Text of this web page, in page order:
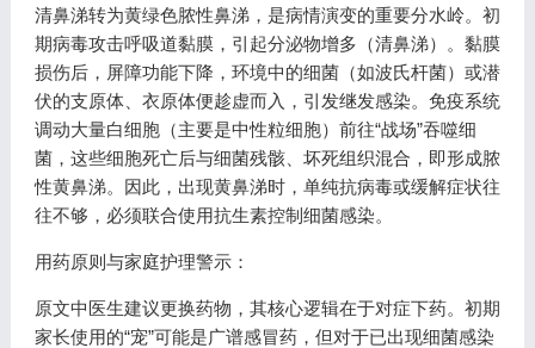
清鼻涕转为黄绿色脓性鼻涕，是病情演变的重要分水岭。初
期病毒攻击呼吸道黏膜，引起分泌物增多（清鼻涕）。黏膜
损伤后，屏障功能下降，环境中的细菌（如波氏杆菌）或潜
伏的支原体、衣原体便趁虚而入，引发继发感染。免疫系统
调动大量白细胞（主要是中性粒细胞）前往“战场”吞噬细
菌，这些细胞死亡后与细菌残骸、坏死组织混合，即形成脓
性黄鼻涕。因此，出现黄鼻涕时，单纯抗病毒或缓解症状往
往不够，必须联合使用抗生素控制细菌感染。
用药原则与家庭护理警示：
原文中医生建议更换药物，其核心逻辑在于对症下药。初期
家长使用的“宠”可能是广谱感冒药，但对于已出现细菌感染